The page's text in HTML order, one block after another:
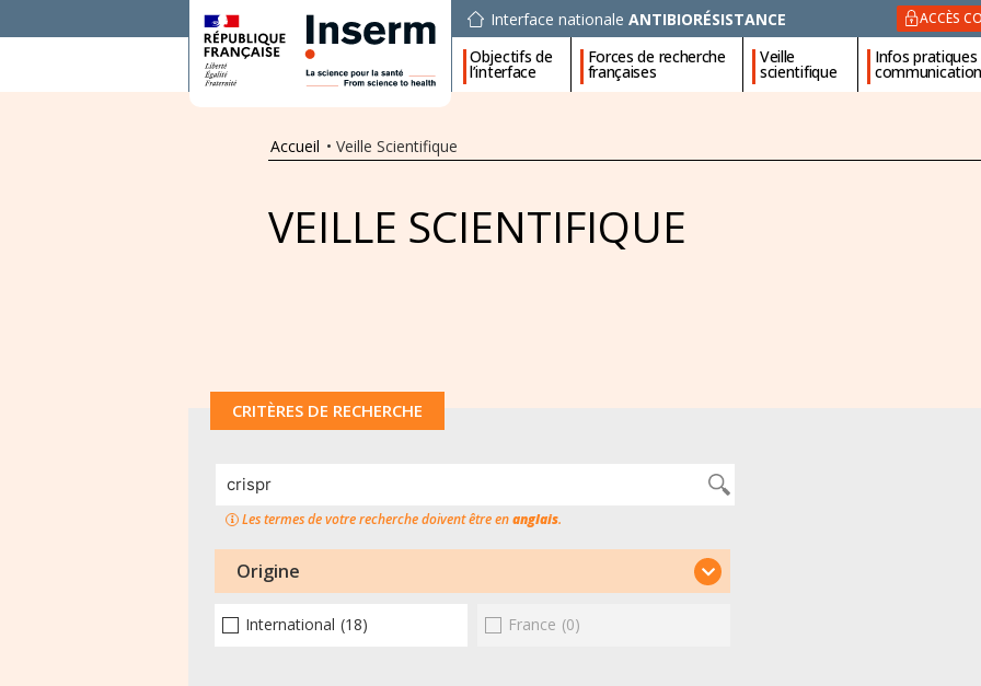
Interface nationale ANTIBIORÉSISTANCE ACCÈS
Objectifs de
l’interface
Forces de recherche
françaises
Veille
scientifique
Infos
Accueil • Veille Scientifique
VEILLE SCIENTIFIQUE
CRITÈRES DE RECHERCHE
Les termes de votre recherche doivent être enanglais.
Origine
International (18) France (0)